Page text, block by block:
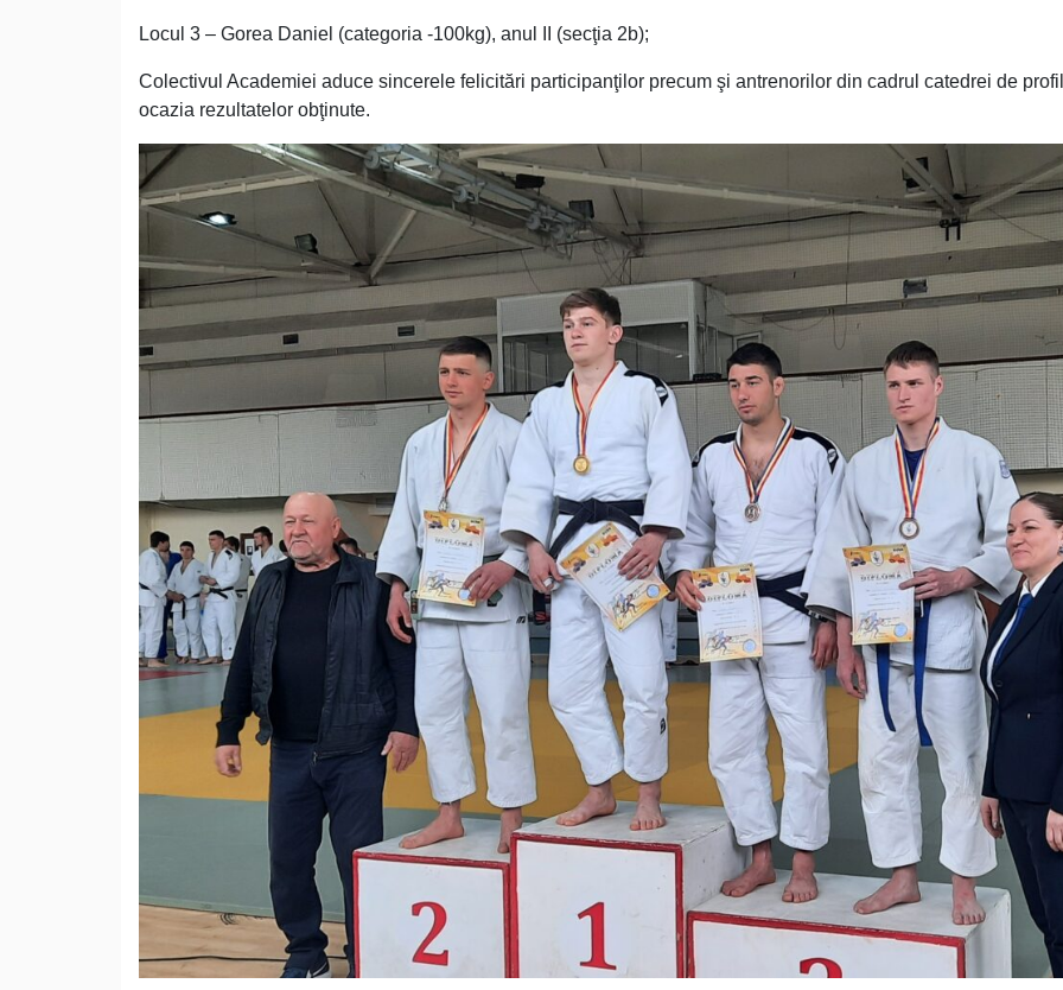
Locul 3 – Gorea Daniel (categoria -100kg), anul II (secţia 2b);
Colectivul Academiei aduce sincerele felicitări participanţilor precum şi antrenorilor din cadrul catedrei de
ocazia rezultatelor obţinute.